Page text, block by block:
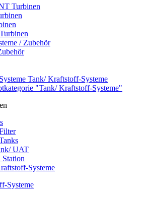
Turbinen
/ Zubehör
Tank/ Kraftstoff-Systeme
"Tank/ Kraftstoff-Systeme"
UAT
Systeme